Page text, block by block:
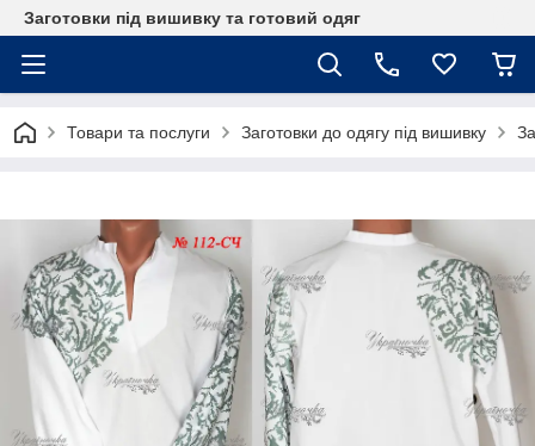
Заготовки під вишивку та готовий одяг
Товари та послуги Заготовки до одягу під вишивку